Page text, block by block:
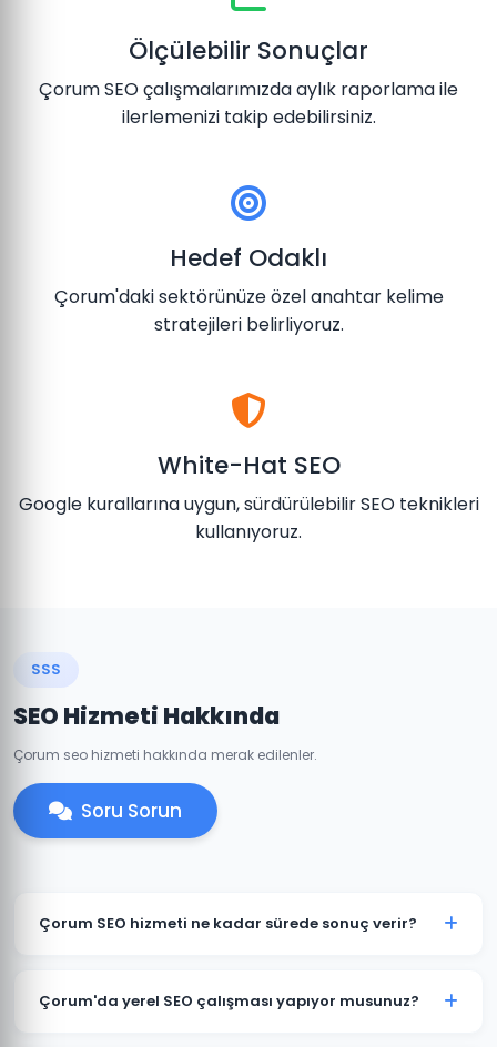
Ölçülebilir Sonuçlar
Çorum SEO çalışmalarımızda aylık raporlama ile
ilerlemenizi takip edebilirsiniz.
Hedef Odaklı
Çorum'daki sektörünüze özel anahtar kelime
stratejileri belirliyoruz.
White-Hat SEO
Google kurallarına uygun, sürdürülebilir SEO teknikleri
kullanıyoruz.
SSS
SEO Hizmeti Hakkında
Çorum seo hizmeti hakkında merak edilenler.
Soru Sorun
Çorum SEO hizmeti ne kadar sürede sonuç verir?
anlamlı sonuçlar görülmeye başlar. Çorum'daki
Çorum'da yerel SEO çalışması yapıyor musunuz?